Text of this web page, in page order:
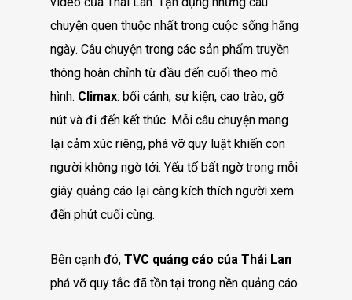
chuyện quen thuộc nhất trong cuộc sống hằng
ngày. Câu chuyện trong các sản phẩm truyền
thông hoàn chỉnh từ đầu đến cuối theo mô
hình. Climax: bối cảnh, sự kiện, cao trào, gỡ
nút và đi đến kết thúc. Mỗi câu chuyện mang
lại cảm xúc riêng, phá vỡ quy luật khiến con
người không ngờ tới. Yếu tố bất ngờ trong mỗi
giây quảng cáo lại càng kích thích người xem
đến phút cuối cùng.
Bên cạnh đó, TVC quảng cáo của Thái Lan
phá vỡ quy tắc đã tồn tại trong nền quảng cáo